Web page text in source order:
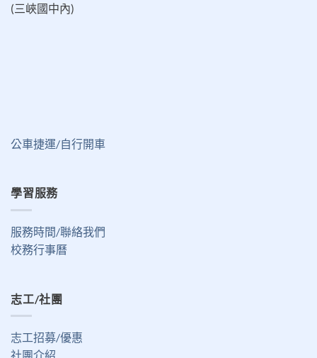
(三峽國中內)
公車捷運/自行開車
學習服務
服務時間/聯絡我們
校務行事曆
志工/社團
志工招募/優惠
社團介紹